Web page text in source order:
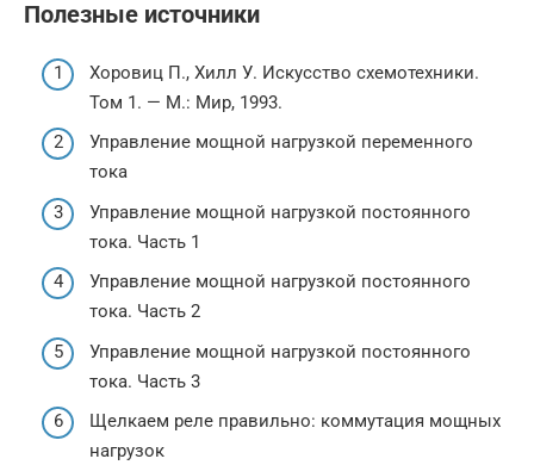
Полезные источники
Хоровиц П., Хилл У. Искусство схемотехники.
Том 1. — М.: Мир, 1993.
Управление мощной нагрузкой переменного
тока
Управление мощной нагрузкой постоянного
тока. Часть 1
Управление мощной нагрузкой постоянного
тока. Часть 2
Управление мощной нагрузкой постоянного
тока. Часть 3
Щелкаем реле правильно: коммутация мощных
нагрузок